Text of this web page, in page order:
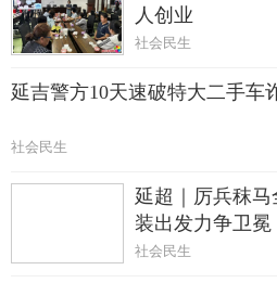
人创业
社会民生
延吉警方10天速破特大二手车
社会民生
延超｜厉兵秣
装出发力争卫冕
社会民生